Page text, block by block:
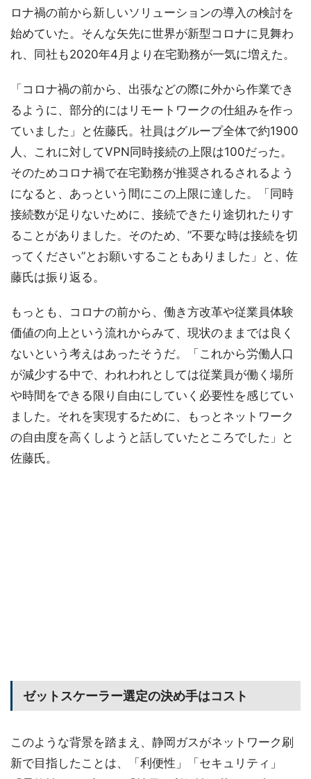
ロナ禍の前から新しいソリューションの導入の検討を
始めていた。そんな矢先に世界が新型コロナに見舞わ
れ、同社も2020年4月より在宅勤務が一気に増えた。
「コロナ禍の前から、出張などの際に外から作業でき
るように、部分的にはリモートワークの仕組みを作っ
ていました」と佐藤氏。社員はグループ全体で約1900
人、これに対してVPN同時接続の上限は100だった。
そのためコロナ禍で在宅勤務が推奨されるされるよう
になると、あっという間にこの上限に達した。「同時
接続数が足りないために、接続できたり途切れたりす
ることがありました。そのため、”不要な時は接続を切
ってください”とお願いすることもありました」と、佐
藤氏は振り返る。
もっとも、コロナの前から、働き方改革や従業員体験
価値の向上という流れからみて、現状のままでは良く
ないという考えはあったそうだ。「これから労働人口
が減少する中で、われわれとしては従業員が働く場所
や時間をできる限り自由にしていく必要性を感じてい
ました。それを実現するために、もっとネットワーク
の自由度を高くしようと話していたところでした」と
佐藤氏。
ゼットスケーラー選定の決め手はコスト
このような背景を踏まえ、静岡ガスがネットワーク刷
新で目指したことは、「利便性」「セキュリティ」